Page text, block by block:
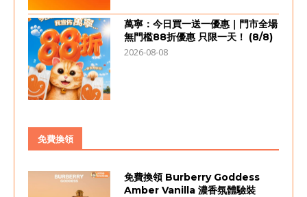
萬寧：今日買一送一優惠｜門市全場
無門檻88折優惠 只限一天！ (8/8)
2026-08-08
免費換領
免費換領 Burberry Goddess
Amber Vanilla 濃香氛體驗裝